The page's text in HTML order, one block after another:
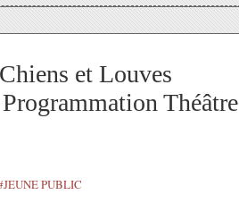
et Louves
Théâtre
PUBLIC